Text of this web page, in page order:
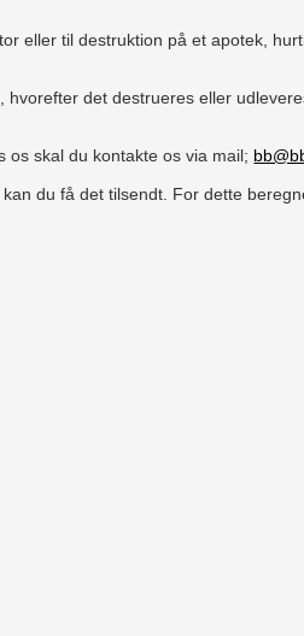
eller til destruktion på et apotek,
det destrueres eller
os skal du kontakte os via mail;
du få det tilsendt. For dette